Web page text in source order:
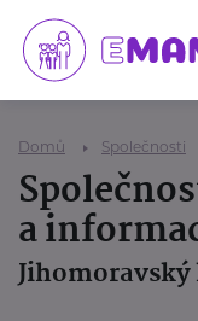
Domů Společnosti
a